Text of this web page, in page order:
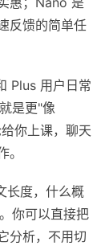
反馈的简单任
Plus 用户日常
是更"像
你上课，聊天
长度，什么概
你可以直接把
分析，不用切